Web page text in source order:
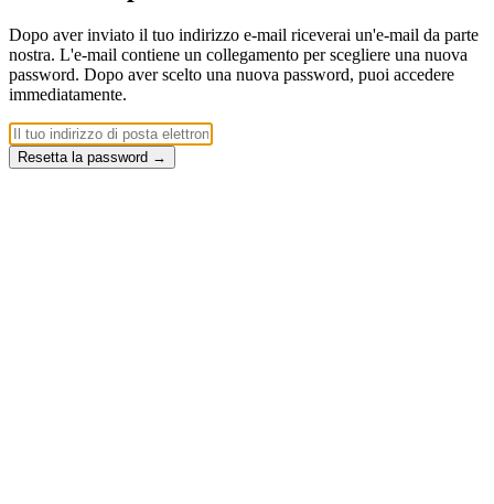
Dopo aver inviato il tuo indirizzo e-mail riceverai un'e-mail da parte
nostra. L'e-mail contiene un collegamento per scegliere una nuova
password. Dopo aver scelto una nuova password, puoi accedere
immediatamente.
Resetta la password →